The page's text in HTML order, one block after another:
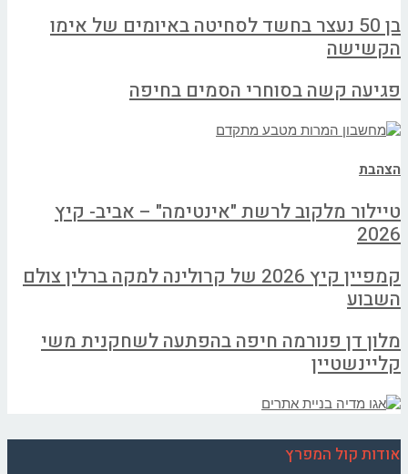
בן 50 נעצר בחשד לסחיטה באיומים של אימו
הקשישה
פגיעה קשה בסוחרי הסמים בחיפה
הצהבת
טיילור מלקוב לרשת "אינטימה" – אביב- קיץ
2026
קמפיין קיץ 2026 של קרולינה למקה ברלין צולם
השבוע
מלון דן פנורמה חיפה בהפתעה לשחקנית משי
קליינשטיין
אודות קול המפרץ